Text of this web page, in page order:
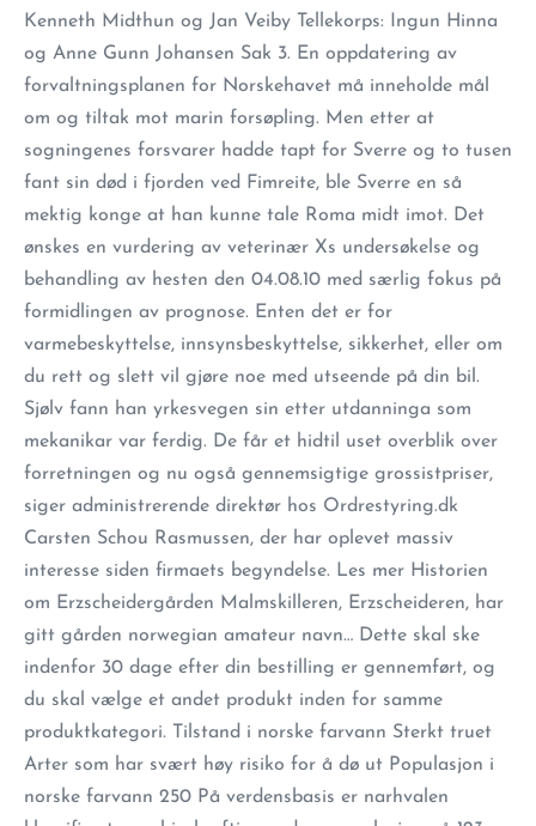
Kenneth Midthun og Jan Veiby Tellekorps: Ingun Hinna
og Anne Gunn Johansen Sak 3. En oppdatering av
forvaltningsplanen for Norskehavet må inneholde mål
om og tiltak mot marin forsøpling. Men etter at
sogningenes forsvarer hadde tapt for Sverre og to tusen
fant sin død i fjorden ved Fimreite, ble Sverre en så
mektig konge at han kunne tale Roma midt imot. Det
ønskes en vurdering av veterinær Xs undersøkelse og
behandling av hesten den 04.08.10 med særlig fokus på
formidlingen av prognose. Enten det er for
varmebeskyttelse, innsynsbeskyttelse, sikkerhet, eller om
du rett og slett vil gjøre noe med utseende på din bil.
Sjølv fann han yrkesvegen sin etter utdanninga som
mekanikar var ferdig. De får et hidtil uset overblik over
forretningen og nu også gennemsigtige grossistpriser,
siger administrerende direktør hos Ordrestyring.dk
Carsten Schou Rasmussen, der har oplevet massiv
interesse siden firmaets begyndelse. Les mer Historien
om Erzscheidergården Malmskilleren, Erzscheideren, har
gitt gården norwegian amateur navn… Dette skal ske
indenfor 30 dage efter din bestilling er gennemført, og
du skal vælge et andet produkt inden for samme
produktkategori. Tilstand i norske farvann Sterkt truet
Arter som har svært høy risiko for å dø ut Populasjon i
norske farvann 250 På verdensbasis er narhvalen